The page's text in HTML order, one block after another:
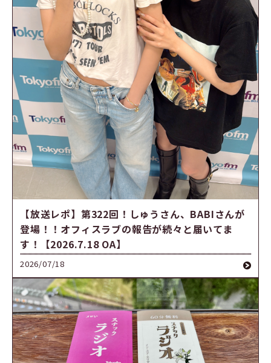
【放送レポ】第322回！しゅうさん、BABIさんが
登場！！オフィスラブの報告が続々と届いてま
す！【2026.7.18 OA】
2026/07/18